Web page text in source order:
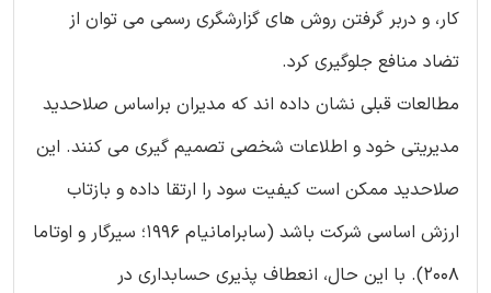
کار، و دربر گرفتن روش های گزارشگری رسمی می توان از
تضاد منافع جلوگیری کرد.
مطالعات قبلی نشان داده اند که مدیران براساس صلاحدید
مدیریتی خود و اطلاعات شخصی تصمیم گیری می کنند. این
صلاحدید ممکن است کیفیت سود را ارتقا داده و بازتاب
ارزش اساسی شرکت باشد (سابرامانیام 1996؛ سیرگار و اوتاما
2008). با این حال، انعطاف پذیری حسابداری در